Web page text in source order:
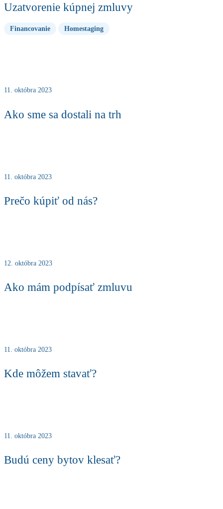
Uzatvorenie kúpnej zmluvy
Financovanie Homestaging
11. októbra 2023
Ako sme sa dostali na trh
11. októbra 2023
Prečo kúpiť od nás?
12. októbra 2023
Ako mám podpísať zmluvu
11. októbra 2023
Kde môžem stavať?
11. októbra 2023
Budú ceny bytov klesať?